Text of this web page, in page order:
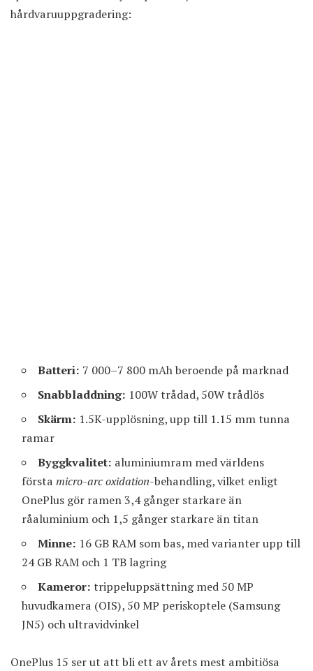
hårdvaruuppgradering:
Batteri: 7 000–7 800 mAh beroende på marknad
Snabbladdning: 100W trådad, 50W trådlös
Skärm: 1.5K-upplösning, upp till 1.15 mm tunna
ramar
Byggkvalitet: aluminiumram med världens
förstamicro-arc oxidation-behandling, vilket enligt
OnePlus gör ramen 3,4 gånger starkare än
råaluminium och 1,5 gånger starkare än titan
Minne: 16 GB RAM som bas, med varianter upp till
24 GB RAM och 1 TB lagring
Kameror: trippeluppsättning med 50 MP
huvudkamera (OIS), 50 MP periskoptele (Samsung
JN5) och ultravidvinkel
OnePlus 15 ser ut att bli ett av årets mest ambitiösa